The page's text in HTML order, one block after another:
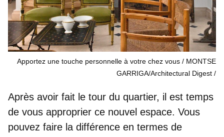
Apportez une touche personnelle à votre chez vous / MONTSE
GARRIGA/Architectural Digest
Après avoir fait le tour du quartier, il est temps
de vous approprier ce nouvel espace. Vous
pouvez faire la différence en termes de